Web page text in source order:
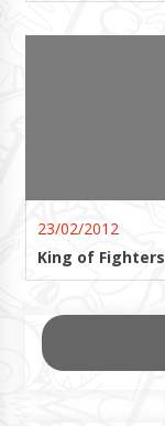
23/02/2012
King of Fighters